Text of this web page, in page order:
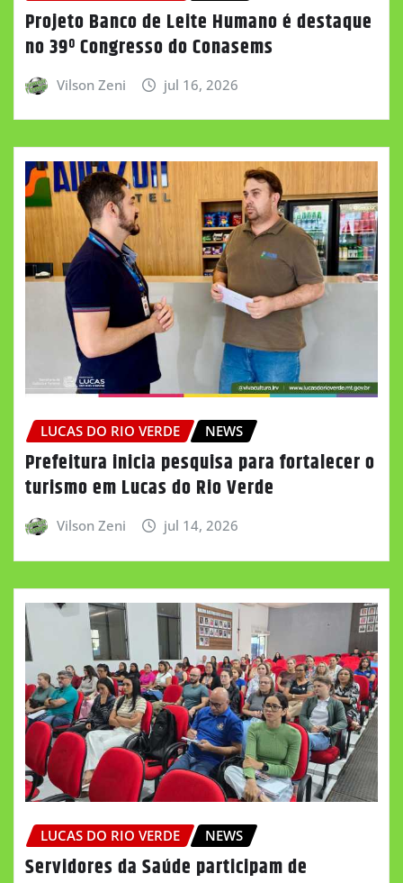
Projeto Banco de Leite Humano é destaque
no 39º Congresso do Conasems
Vilson Zeni jul 16, 2026
LUCAS DO RIO VERDE NEWS
Prefeitura inicia pesquisa para fortalecer o
turismo em Lucas do Rio Verde
Vilson Zeni jul 14, 2026
LUCAS DO RIO VERDE NEWS
Servidores da Saúde participam de